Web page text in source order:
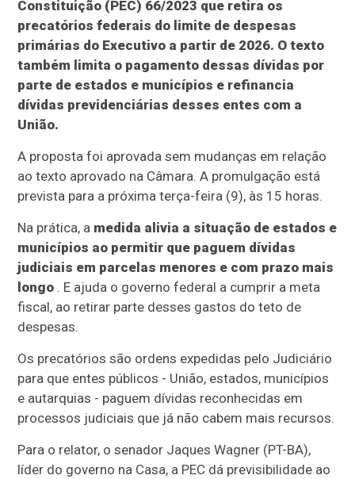
Constituição (PEC) 66/2023 que retira os
precatórios federais do limite de despesas
primárias do Executivo a partir de 2026. O texto
também limita o pagamento dessas dívidas por
parte de estados e municípios e refinancia
dívidas previdenciárias desses entes com a
União.
A proposta foi aprovada sem mudanças em relação
ao texto aprovado na Câmara. A promulgação está
prevista para a próxima terça-feira (9), às 15 horas.
Na prática, a medida alivia a situação de estados e
municípios ao permitir que paguem dívidas
judiciais em parcelas menores e com prazo mais
longo . E ajuda o governo federal a cumprir a meta
fiscal, ao retirar parte desses gastos do teto de
despesas.
Os precatórios são ordens expedidas pelo Judiciário
para que entes públicos - União, estados, municípios
e autarquias - paguem dívidas reconhecidas em
processos judiciais que já não cabem mais recursos.
Para o relator, o senador Jaques Wagner (PT-BA),
líder do governo na Casa, a PEC dá previsibilidade ao